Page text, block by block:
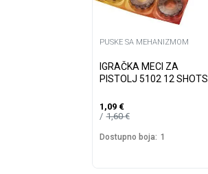
PUSKE SA MEHANIZMOM
IGRAČKA MECI ZA
PISTOLJ 5102 12 SHOTS
1,09 €
1,60€
Dostupno boja: 1